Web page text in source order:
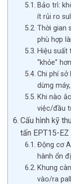
Bảo trì:
ít rủi ro
Thời gian
phù hợp
Hiệu suất
“khỏe”
Chi phí sở
dừng
Khi nào
việc/đầu
Cấu hình kỹ
tấn EPT15-EZ
Động cơ
hành ổn
Khung
vào/ra